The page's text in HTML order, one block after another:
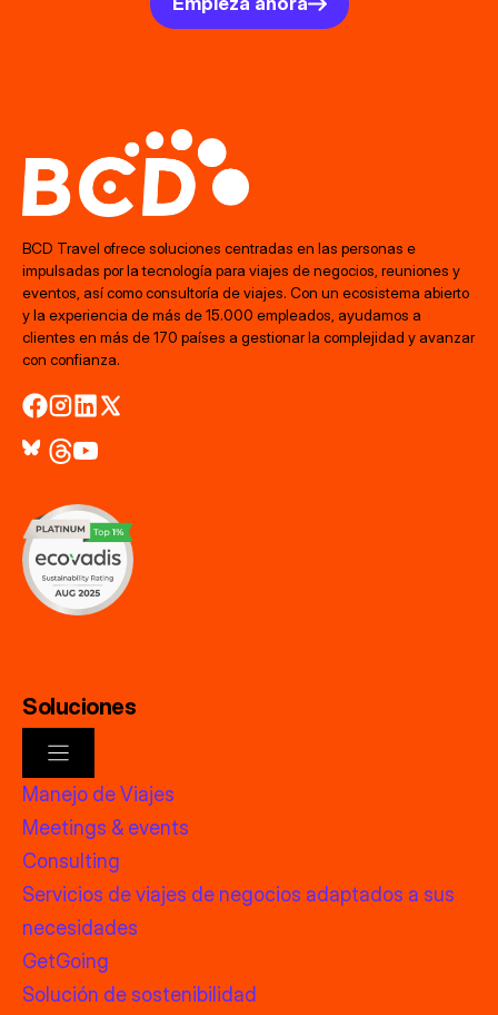
BCD Travel ofrece soluciones centradas en las personas e
impulsadas por la tecnología para viajes de negocios, reuniones y
eventos, así como consultoría de viajes. Con un ecosistema abierto
y la experiencia de más de 15.000 empleados, ayudamos a
clientes en más de 170 países a gestionar la complejidad y avanzar
con confianza.
Soluciones
Manejo de Viajes
Meetings & events
Consulting
Servicios de viajes de negocios adaptados a sus
necesidades
GetGoing
Solución de sostenibilidad